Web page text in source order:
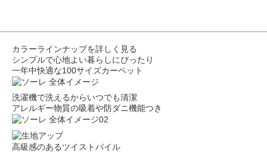
カラーラインナップを詳しく見る
シンプルで心地よい暮らしにぴったり
一年中快適な100サイズカーペット
洗濯機で洗えるからいつでも清潔
アレルギー物質の吸着や防ダニ機能つき
高級感のあるツイストパイル